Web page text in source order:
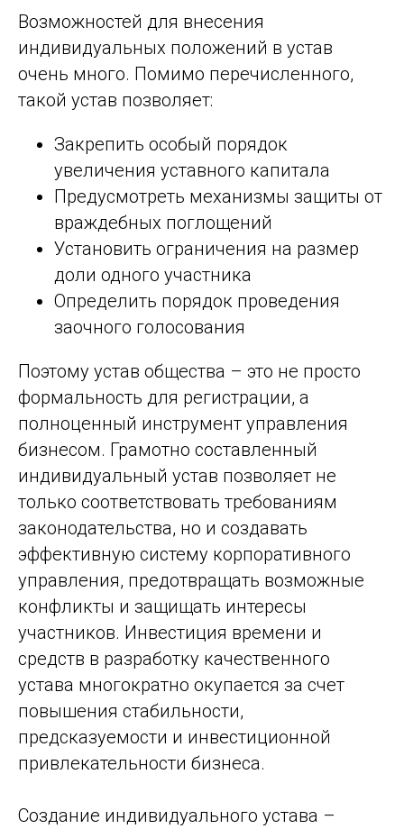
Возможностей для внесения
индивидуальных положений в устав
очень много. Помимо перечисленного,
такой устав позволяет:
Закрепить особый порядок
увеличения уставного капитала
Предусмотреть механизмы защиты от
враждебных поглощений
Установить ограничения на размер
доли одного участника
Определить порядок проведения
заочного голосования
Поэтому устав общества – это не просто
формальность для регистрации, а
полноценный инструмент управления
бизнесом. Грамотно составленный
индивидуальный устав позволяет не
только соответствовать требованиям
законодательства, но и создавать
эффективную систему корпоративного
управления, предотвращать возможные
конфликты и защищать интересы
участников. Инвестиция времени и
средств в разработку качественного
устава многократно окупается за счет
повышения стабильности,
предсказуемости и инвестиционной
привлекательности бизнеса.
Создание индивидуального устава –